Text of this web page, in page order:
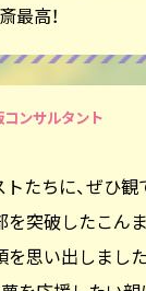
最高！
コンサルタント
たちに、ぜひ
を突破したこん
思い出しまし